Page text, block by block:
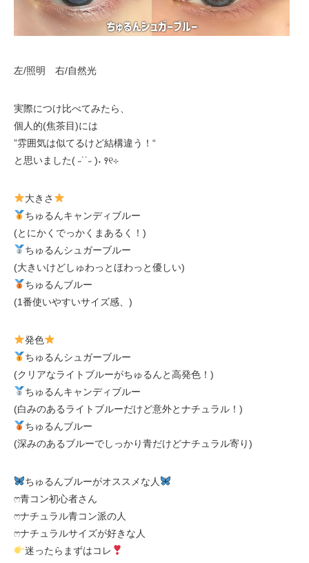
左/照明 右/自然光
実際につけ比べてみたら、
個人的(焦茶目)には
”雰囲気は似てるけど結構違う！“
と思いました( ˶˙˙˶ )˖ ꣑୧⊹
大きさ
ちゅるんキャンディブルー
(とにかくでっかくまあるく！)
ちゅるんシュガーブルー
(大きいけどしゅわっとほわっと優しい)
ちゅるんブルー
(1番使いやすいサイズ感、)
発色
ちゅるんシュガーブルー
(クリアなライトブルーがちゅるんと高発色！)
ちゅるんキャンディブルー
(白みのあるライトブルーだけど意外とナチュラル！)
ちゅるんブルー
(深みのあるブルーでしっかり青だけどナチュラル寄り)
ちゅるんブルーがオススメな人
ෆ青コン初心者さん
ෆナチュラル青コン派の人
ෆナチュラルサイズが好きな人
迷ったらまずはコレ